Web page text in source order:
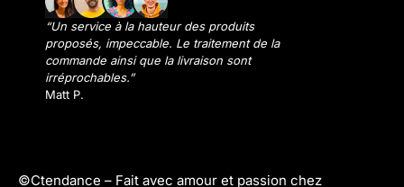
“Un service à la hauteur des produits
proposés, impeccable. Le traitement de la
commande ainsi que la livraison sont
irréprochables.”
Matt P.
©Ctendance – Fait avec amour et passion chez